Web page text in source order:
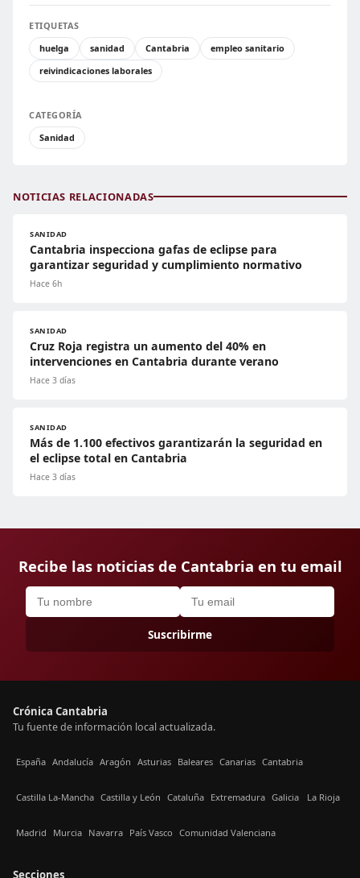
ETIQUETAS
huelga
sanidad Cantabria
empleo sanitario
reivindicaciones laborales
CATEGORÍA
Sanidad
NOTICIAS RELACIONADAS
SANIDAD
Cantabria inspecciona gafas de eclipse para
garantizar seguridad y cumplimiento normativo
Hace 6h
SANIDAD
Cruz Roja registra un aumento del 40% en
intervenciones en Cantabria durante verano
Hace 3 días
SANIDAD
Más de 1.100 efectivos garantizarán la seguridad en
el eclipse total en Cantabria
Hace 3 días
Recibe las noticias de Cantabria en tu email
Suscribirme
Crónica Cantabria
Tu fuente de información local actualizada.
España Andalucía Aragón Asturias Baleares Canarias Cantabria
Castilla La-Mancha Castilla y León Cataluña Extremadura Galicia La Rioja
Madrid Murcia Navarra País Vasco Comunidad Valenciana
Secciones